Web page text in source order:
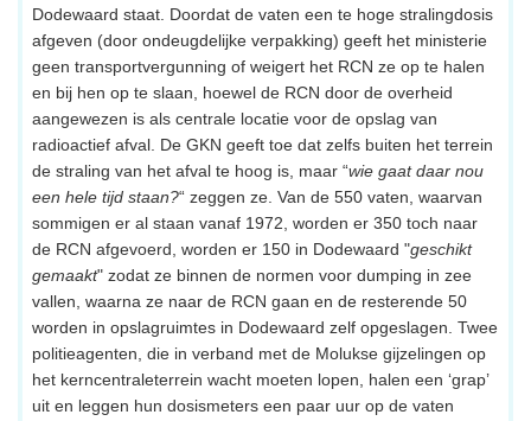
Dodewaard staat. Doordat de vaten een te hoge stralingdosis
afgeven (door ondeugdelijke verpakking) geeft het ministerie
geen transportvergunning of weigert het RCN ze op te halen
en bij hen op te slaan, hoewel de RCN door de overheid
aangewezen is als centrale locatie voor de opslag van
radioactief afval. De GKN geeft toe dat zelfs buiten het terrein
de straling van het afval te hoog is, maar “wie gaat daar nou
een hele tijd staan?“ zeggen ze. Van de 550 vaten, waarvan
sommigen er al staan vanaf 1972, worden er 350 toch naar
de RCN afgevoerd, worden er 150 in Dodewaard "geschikt
gemaakt" zodat ze binnen de normen voor dumping in zee
vallen, waarna ze naar de RCN gaan en de resterende 50
worden in opslagruimtes in Dodewaard zelf opgeslagen. Twee
politieagenten, die in verband met de Molukse gijzelingen op
het kerncentraleterrein wacht moeten lopen, halen een ‘grap’
uit en leggen hun dosismeters een paar uur op de vaten